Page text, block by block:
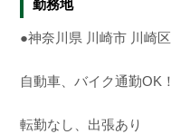
勤務地
●神奈川県 川崎市 川崎
自動車、バイク通勤OK！
転勤なし、出張あり